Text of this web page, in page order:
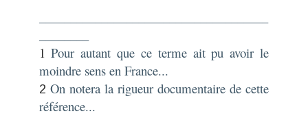
1Pour autant que ce terme ait pu avoir le
moindre sens en France...
2 On notera la rigueur documentaire de cette
référence...